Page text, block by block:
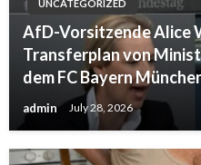
UNCATEGORIZED
AfD-Vorsitzende Alice
Transferplan von
dem FC Bayern
admin July 28, 2026